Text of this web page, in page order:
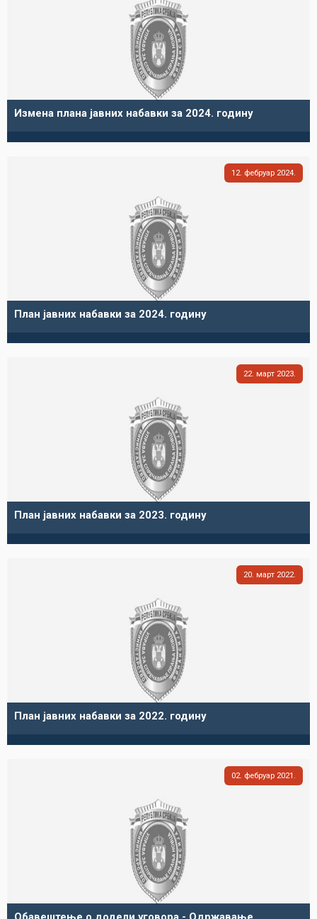
Измена плана јавних набавки за 2024. годину
12 фебруар 2024
План јавних набавки за 2024. годину
22 март 2023
План јавних набавки за 2023. годину
20 март 2022
План јавних набавки за 2022. годину
02 фебруар 2021